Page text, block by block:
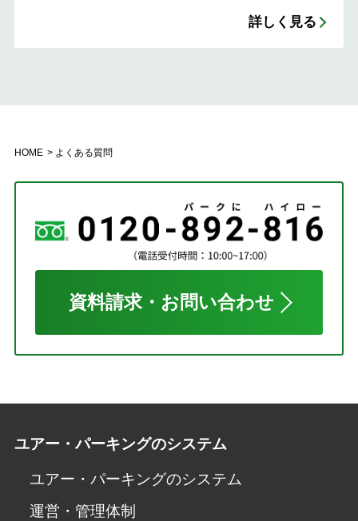
詳しく見る
HOME よくある質問
資料請求・お問い合わせ
ユアー・パーキングのシステム
ユアー・パーキングのシステム
運営・管理体制